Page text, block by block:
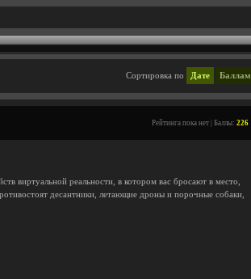
Сортировка по Дате Баллам
Рейтинга пока нет | Баллы: 226
виртуальной реальности, в котором вас бросают в место,
десантники, летающие дроны и порочные собаки,